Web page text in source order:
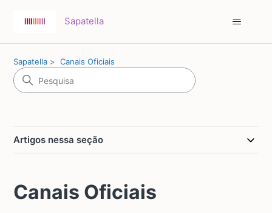
Sapatella
Sapatella Canais Oficiais
Artigos nessa seção
Canais Oficiais